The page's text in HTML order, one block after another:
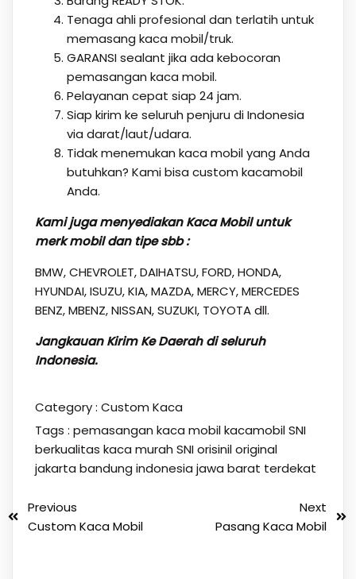
Tenaga ahli profesional dan terlatih untuk
memasang kaca mobil/truk.
GARANSI sealant jika ada kebocoran
pemasangan kaca mobil.
Pelayanan cepat siap 24 jam.
Siap kirim ke seluruh penjuru di Indonesia
via darat/laut/udara.
Tidak menemukan kaca mobil yang Anda
butuhkan? Kami bisa custom kacamobil
Anda.
Kami juga menyediakan Kaca Mobil untuk
merk mobil dan tipe sbb :
BMW, CHEVROLET, DAIHATSU, FORD, HONDA,
HYUNDAI, ISUZU, KIA, MAZDA, MERCY, MERCEDES
BENZ, MBENZ, NISSAN, SUZUKI, TOYOTA dll.
Jangkauan Kirim Ke Daerah di seluruh
Indonesia.
Category : Custom Kaca
Tags : pemasangan kaca mobil kacamobil SNI
berkualitas kaca murah SNI orisinil original
jakarta bandung indonesia jawa barat terdekat
Previous
Custom Kaca Mobil
Next
Pasang Kaca Mobil